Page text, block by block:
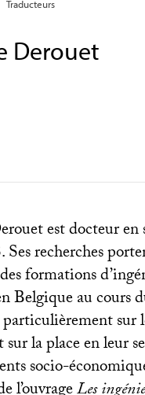
Traducteurs
Derouet
est docteur en
. Ses recherches
formations
Belgique au cours
sur
la place en leur
socio-